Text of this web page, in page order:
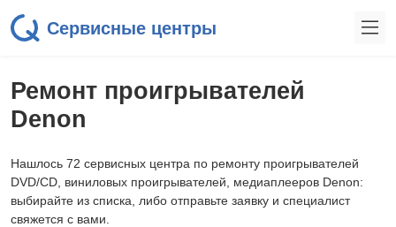
Сервисные центры
Ремонт проигрывателей
Denon
Нашлось 72 сервисных центра по ремонту проигрывателей
DVD/CD, виниловых проигрывателей, медиаплееров Denon:
выбирайте из списка, либо отправьте заявку и специалист
свяжется с вами.